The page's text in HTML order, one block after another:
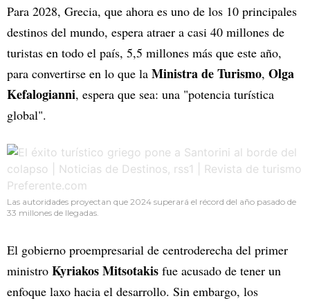
Para 2028, Grecia, que ahora es uno de los 10 principales
destinos del mundo, espera atraer a casi 40 millones de
turistas en todo el país, 5,5 millones más que este año,
para convertirse en lo que la Ministra de Turismo, Olga
Kefalogianni, espera que sea: una "potencia turística
global".
Las autoridades proyectan que 2024 superará el récord del año pasado de
33 millones de llegadas.
El gobierno proempresarial de centroderecha del primer
ministro Kyriakos Mitsotakis fue acusado de tener un
enfoque laxo hacia el desarrollo. Sin embargo, los